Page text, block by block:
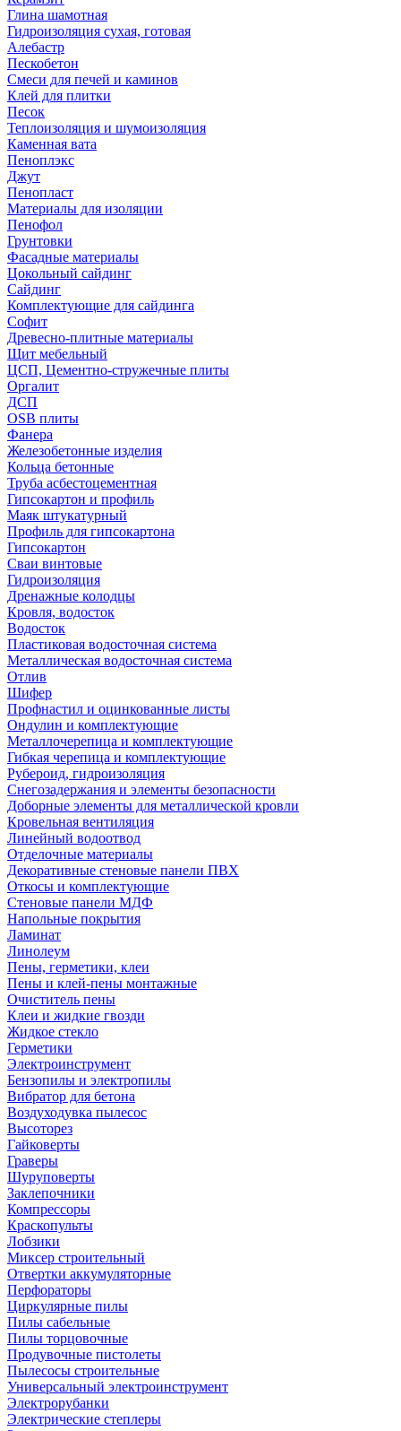
Глина шамотная
Гидроизоляция сухая, готовая
Алебастр
Пескобетон
Смеси для печей и каминов
Клей для плитки
Песок
Теплоизоляция и шумоизоляция
Каменная вата
Пеноплэкс
Джут
Пенопласт
Материалы для изоляции
Пенофол
Грунтовки
Фасадные материалы
Цокольный сайдинг
Сайдинг
Комплектующие для сайдинга
Софит
Древесно-плитные материалы
Щит мебельный
ЦСП, Цементно-стружечные плиты
Оргалит
ДСП
OSB плиты
Фанера
Железобетонные изделия
Кольца бетонные
Труба асбестоцементная
Гипсокартон и профиль
Маяк штукатурный
Профиль для гипсокартона
Гипсокартон
Сваи винтовые
Гидроизоляция
Дренажные колодцы
Кровля, водосток
Водосток
Пластиковая водосточная система
Металлическая водосточная система
Отлив
Шифер
Профнастил и оцинкованные листы
Ондулин и комплектующие
Металлочерепица и комплектующие
Гибкая черепица и комплектующие
Рубероид, гидроизоляция
Снегозадержания и элементы безопасности
Доборные элементы для металлической кровли
Кровельная вентиляция
Линейный водоотвод
Отделочные материалы
Декоративные стеновые панели ПВХ
Откосы и комплектующие
Стеновые панели МДФ
Напольные покрытия
Ламинат
Линолеум
Пены, герметики, клеи
Пены и клей-пены монтажные
Очиститель пены
Клеи и жидкие гвозди
Жидкое стекло
Герметики
Электроинструмент
Бензопилы и электропилы
Вибратор для бетона
Воздуходувка пылесос
Высоторез
Гайковерты
Граверы
Шуруповерты
Заклепочники
Компрессоры
Краскопульты
Лобзики
Миксер строительный
Отвертки аккумуляторные
Перфораторы
Циркулярные пилы
Пилы сабельные
Пилы торцовочные
Продувочные пистолеты
Пылесосы строительные
Универсальный электроинструмент
Электрорубанки
Электрические степлеры